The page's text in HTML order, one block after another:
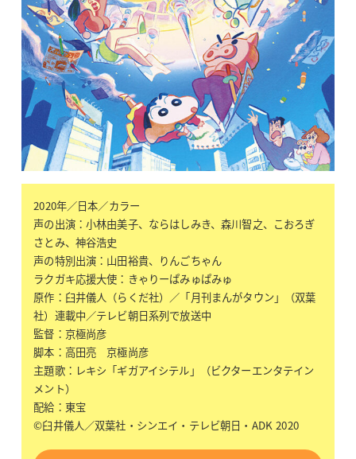
2020年／日本／カラー
声の出演：小林由美子、ならはしみき、森川智之、こおろぎ
さとみ、神谷浩史
声の特別出演：山田裕貴、りんごちゃん
ラクガキ応援大使：きゃりーぱみゅぱみゅ
原作：臼井儀人（らくだ社）／「月刊まんがタウン」（双葉
社）連載中／テレビ朝日系列で放送中
監督：京極尚彦
脚本：高田亮 京極尚彦
主題歌：レキシ「ギガアイシテル」（ビクターエンタテイン
メント）
配給：東宝
©臼井儀人／双葉社・シンエイ・テレビ朝日・ADK 2020